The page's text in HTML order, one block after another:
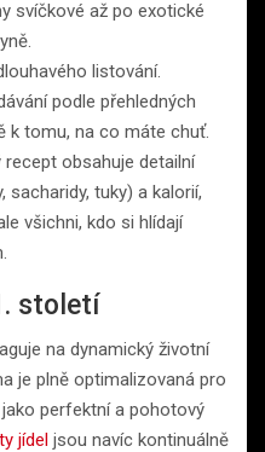
svíčkové až po exotické
listování.
podle přehledných
k tomu, na co máte chuť.
recept obsahuje detailní
sacharidy, tuky) a kalorií,
všichni, kdo si hlídají
století
na dynamický životní
je plně optimalizovaná pro
perfektní a pohotový
jídel jsou navíc kontinuálně